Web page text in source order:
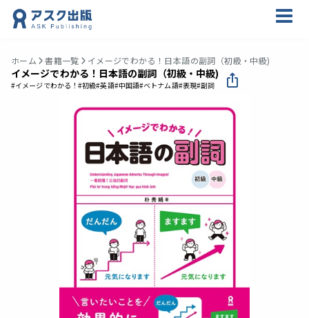
ホーム 書籍一覧 イメージでわかる！日本語の副詞（初級・中級)
イメージでわかる！日本語の副詞（初級・中級)
#イメージでわかる！ #初級#英語#中国語#ベトナム語#表現#副詞